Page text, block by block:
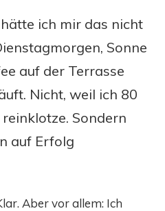
ich mir das nicht
Sonne
auf der Terrasse
Nicht, weil ich 80
Sondern
auf Erfolg
Aber vor allem: Ich